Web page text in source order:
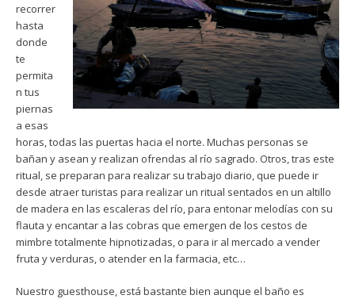
recorrer
hasta
donde
te
permita
n tus
piernas
a esas
horas, todas las puertas hacia el norte. Muchas personas se
bañan y asean y realizan ofrendas al río sagrado. Otros, tras este
ritual, se preparan para realizar su trabajo diario, que puede ir
desde atraer turistas para realizar un ritual sentados en un altillo
de madera en las escaleras del río, para entonar melodías con su
flauta y encantar a las cobras que emergen de los cestos de
mimbre totalmente hipnotizadas, o para ir al mercado a vender
fruta y verduras, o atender en la farmacia, etc…
Nuestro guesthouse, está bastante bien aunque el baño es